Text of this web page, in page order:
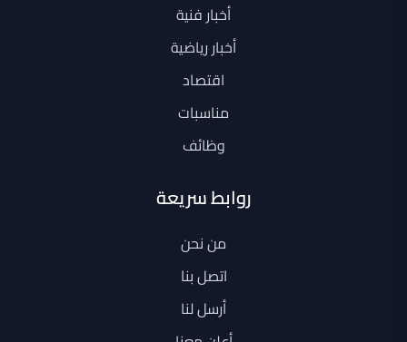
أخبار فنية
أخبار رياضية
اقتصاد
مناسبات
وظائف
روابط سريعة
من نحن
اتصل بنا
أرسل لنا